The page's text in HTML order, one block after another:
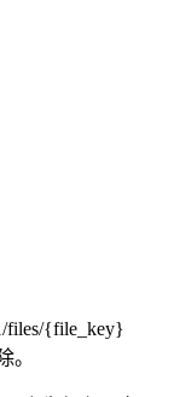
files/{file_key}
。